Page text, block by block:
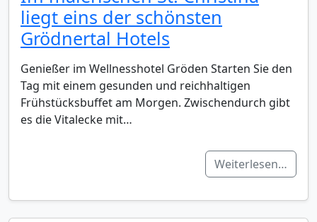
liegt eins der schönsten
Grödnertal Hotels
Genießer im Wellnesshotel Gröden Starten Sie den
Tag mit einem gesunden und reichhaltigen
Frühstücksbuffet am Morgen. Zwischendurch gibt
es die Vitalecke mit…
Weiterlesen…